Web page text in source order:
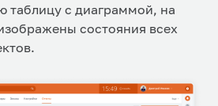
таблицу с диаграммой, на
состояния всех